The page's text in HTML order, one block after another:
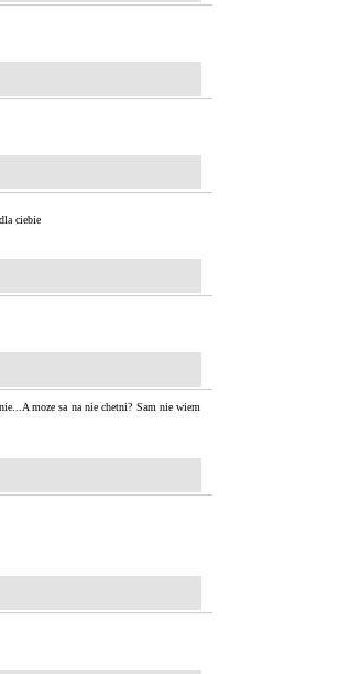
ciebie
moze sa na nie chetni? Sam nie wiem